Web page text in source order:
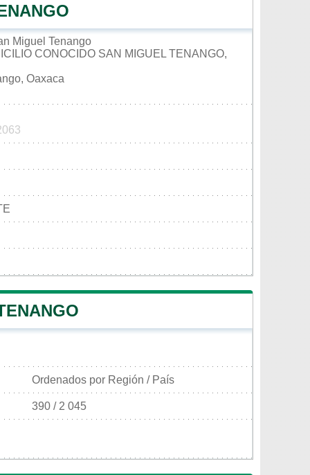
Miguel Tenango
CONOCIDO SAN MIGUEL TENANGO,
Oaxaca
Ordenados por Región / País
390 / 2 045